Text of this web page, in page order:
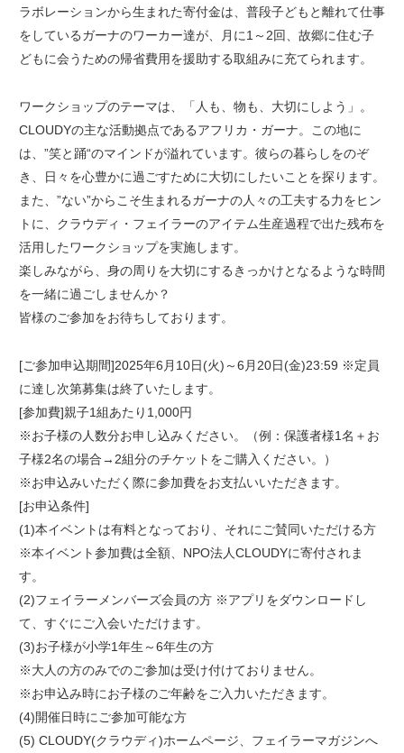
ラボレーションから生まれた寄付金は、普段子どもと離れて仕事
をしているガーナのワーカー達が、月に1～2回、故郷に住む子
どもに会うための帰省費用を援助する取組みに充てられます。
ワークショップのテーマは、「人も、物も、大切にしよう」。
CLOUDYの主な活動拠点であるアフリカ・ガーナ。この地に
は、”笑と踊“のマインドが溢れています。彼らの暮らしをのぞ
き、日々を心豊かに過ごすために大切にしたいことを探ります。
また、”ない”からこそ生まれるガーナの人々の工夫する力をヒン
トに、クラウディ・フェイラーのアイテム生産過程で出た残布を
活用したワークショップを実施します。
楽しみながら、身の周りを大切にするきっかけとなるような時間
を一緒に過ごしませんか？
皆様のご参加をお待ちしております。
[ご参加申込期間]2025年6月10日(火)～6月20日(金)23:59 ※定員
に達し次第募集は終了いたします。
[参加費]親子1組あたり1,000円
※お子様の人数分お申し込みください。（例：保護者様1名＋お
子様2名の場合→2組分のチケットをご購入ください。）
※お申込みいただく際に参加費をお支払いいただきます。
[お申込条件]
(1)本イベントは有料となっており、それにご賛同いただける方
※本イベント参加費は全額、NPO法人CLOUDYに寄付されま
す。
(2)フェイラーメンバーズ会員の方 ※アプリをダウンロードし
て、すぐにご入会いただけます。
(3)お子様が小学1年生～6年生の方
※大人の方のみでのご参加は受け付けておりません。
※お申込み時にお子様のご年齢をご入力いただきます。
(4)開催日時にご参加可能な方
(5) CLOUDY(クラウディ)ホームページ、フェイラーマガジンへ